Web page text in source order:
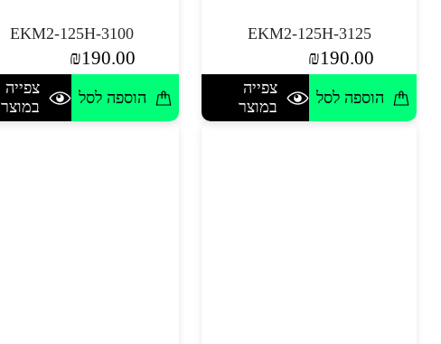
EKM2-125H-3125
₪190.00
הוספה לסל
צפייה
במוצר
EKM2-125H-3100
₪190.00
הוספה לסל
צפייה
במוצר